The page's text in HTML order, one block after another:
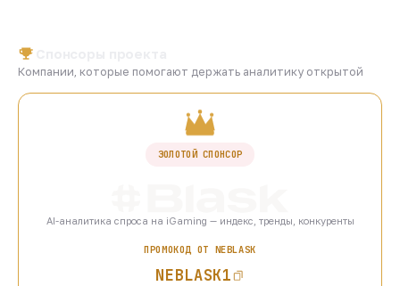
Компании, которые помогают держать аналитику открытой
ЗОЛОТОЙ СПОНСОР
AI-аналитика спроса на iGaming — индекс, тренды, конкуренты
ПРОМОКОД ОТ NEBLASK
NEBLASK1